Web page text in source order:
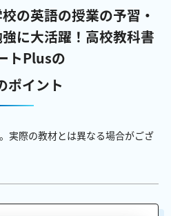
の英語の授業の予習・
に大活躍！ 高校教科書
トPlusの
ポイント
実際の教材とは異なる場合がござ